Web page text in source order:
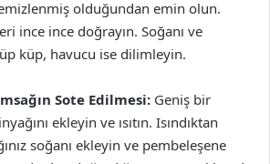
olduğundan emin olun.
ince ince doğrayın. Soğanı ve
küp, havucu ise dilimleyin.
Sote Edilmesi: Geniş bir
ekleyin ve ısıtın. Isındıktan
soğanı ekleyin ve pembeleşene